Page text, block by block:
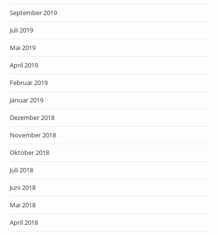
September 2019
Juli 2019
Mai 2019
April 2019
Februar 2019
Januar 2019
Dezember 2018
November 2018
Oktober 2018
Juli 2018
Juni 2018
Mai 2018
April 2018